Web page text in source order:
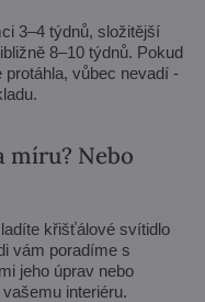
3–4 týdnů, složitější
8–10 týdnů. Pokud
vůbec nevadí -
míru? Nebo
křišťálové svítidlo
vám poradíme s
jeho úprav nebo
interiéru.